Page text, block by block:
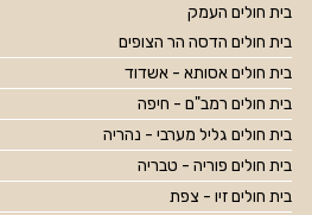
בית חולים העמק
בית חולים הדסה הר הצופים
בית חולים אסותא - אשדוד
בית חולים רמב"ם - חיפה
בית חולים גליל מערבי - נהריה
בית חולים פוריה - טבריה
בית חולים זיו - צפת